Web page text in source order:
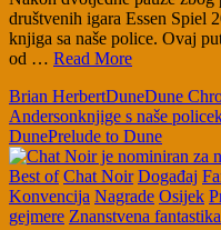
društvenih igara Essen Spiel
knjiga sa naše police. Ovaj
od … Read More
Brian HerbertDuneDune
Andersonknjige s naše police
DunePrelude to Dune
Best of Chat Noir Događaj
Konvencija Nagrade Osijek
gejmere Znanstvena fantastika